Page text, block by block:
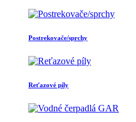
Postrekovače/sprchy
Reťazové píly